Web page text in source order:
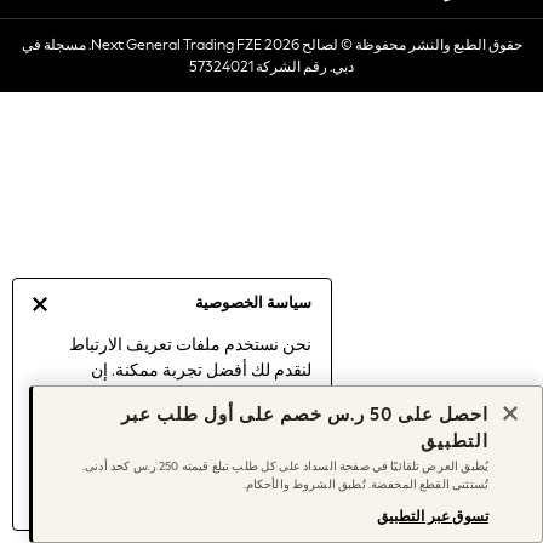
سياسة الخصوصية
نحن نستخدم ملفات تعريف الارتباط
لنقدم لك أفضل تجربة ممكنة. إن
موافقتك على استخدامنا لملفات تعريف
اكتشف المزيد عن إدارة إعدادات ملفات
تعريف الارتباط (الكوكيز).
Dresses
Occasionwear
Sets & Outfits
Sun Hats & Caps
Women's Holiday Shop
Women's Travel Styles
Dresses
Occasionwear
Linen Collection
Tops & T-Shirts
حقوق الطبع والنشر محفوظة © لصالح 2026 Next General Trading FZE. مسجلة في
دبي. رقم الشركة 57324021
احصل على 50 ر.س خصم على أول طلب عبر
التطبيق
يُطبق العرض تلقائيًا في صفحة السداد على كل طلب تبلغ قيمته 250 ر.س كحد أدنى.
تُستثنى القطع المخفضة. تُطبق الشروط والأحكام.
تسوق عبر التطبيق